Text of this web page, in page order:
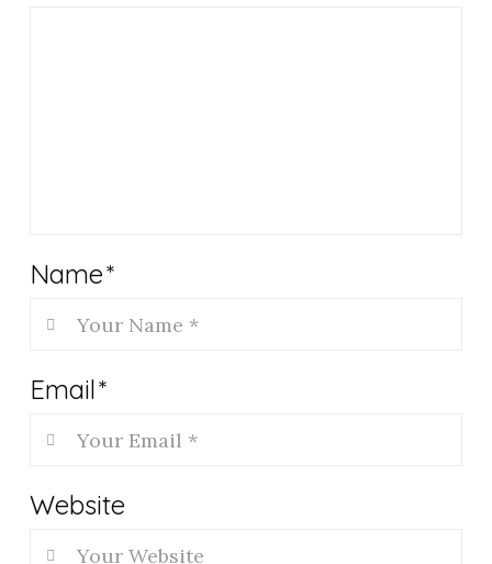
Name*
Email*
Website